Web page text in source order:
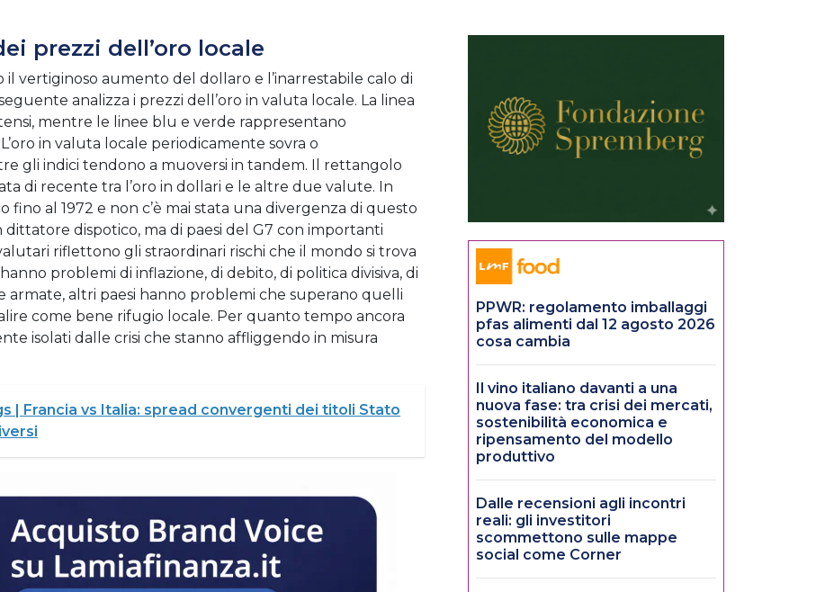
prezzi dell’oro locale
vertiginoso aumento del dollaro e l’inarrestabile calo di
analizza i prezzi dell’oro in valuta locale. La linea
mentre le linee blu e verde rappresentano
in valuta locale periodicamente sovra o
gli indici tendono a muoversi in tandem. Il rettangolo
di recente tra l’oro in dollari e le altre due valute. In
al 1972 e non c’è mai stata una divergenza di questo
dispotico, ma di paesi del G7 con importanti
riflettono gli straordinari rischi che il mondo si trova
problemi di inflazione, di debito, di politica divisiva, di
altri paesi hanno problemi che superano quelli
come bene rifugio locale. Per quanto tempo ancora
isolati dalle crisi che stanno affliggendo in misura
| Francia vs Italia: spread convergenti dei titoli Stato
PPWR: regolamento imballaggi
pfas alimenti dal 12 agosto 2026
cosa cambia
Il vino italiano davanti a una
nuova fase: tra crisi dei mercati,
sostenibilità economica e
ripensamento del modello
produttivo
Dalle recensioni agli incontri
reali: gli investitori
scommettono sulle mappe
social come Corner